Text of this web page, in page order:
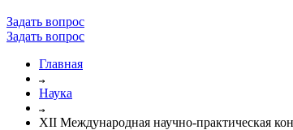
Задать вопрос
Задать вопрос
Главная
Наука
XII Международная научно-практическая